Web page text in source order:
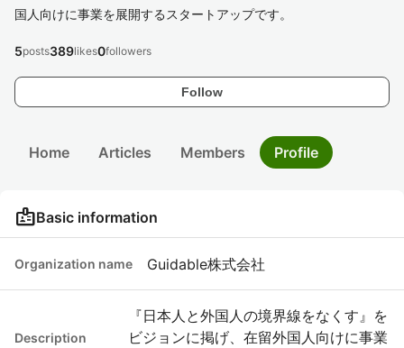
国人向けに事業を展開するスタートアップです。
Follow
5posts389likes0followers
Home Articles Members Profile
badgeBasic information
Organization name Guidable株式会社
Description
『日本人と外国人の境界線をなくす』を
ビジョンに掲げ、在留外国人向けに事業